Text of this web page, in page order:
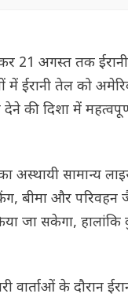
21 अगस्त तक
में ईरानी तेल को
की दिशा में
अस्थायी सामान्य
बीमा और
जा सकेगा, हालांकि
के दौरान